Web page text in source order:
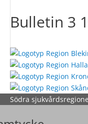
Bulletin 3
Södra